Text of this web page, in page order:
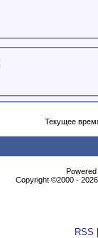
Текущее
Copyright ©2000 -
RSS